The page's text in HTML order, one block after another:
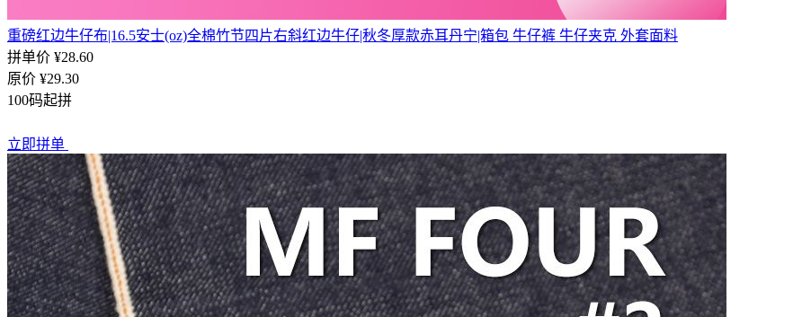
重磅红边牛仔布|16.5安士(oz)全棉竹节四片右斜红边牛仔|秋冬厚款赤耳丹宁|箱包 牛仔裤 牛仔夹克 外套面料
拼单价 ¥28.60
原价 ¥29.30
100码起拼
立即拼单